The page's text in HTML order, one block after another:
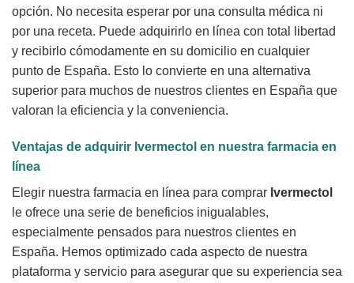
opción. No necesita esperar por una consulta médica ni
por una receta. Puede adquirirlo en línea con total libertad
y recibirlo cómodamente en su domicilio en cualquier
punto de España. Esto lo convierte en una alternativa
superior para muchos de nuestros clientes en España que
valoran la eficiencia y la conveniencia.
Ventajas de adquirir Ivermectol en nuestra farmacia en
línea
Elegir nuestra farmacia en línea para comprar Ivermectol
le ofrece una serie de beneficios inigualables,
especialmente pensados para nuestros clientes en
España. Hemos optimizado cada aspecto de nuestra
plataforma y servicio para asegurar que su experiencia sea